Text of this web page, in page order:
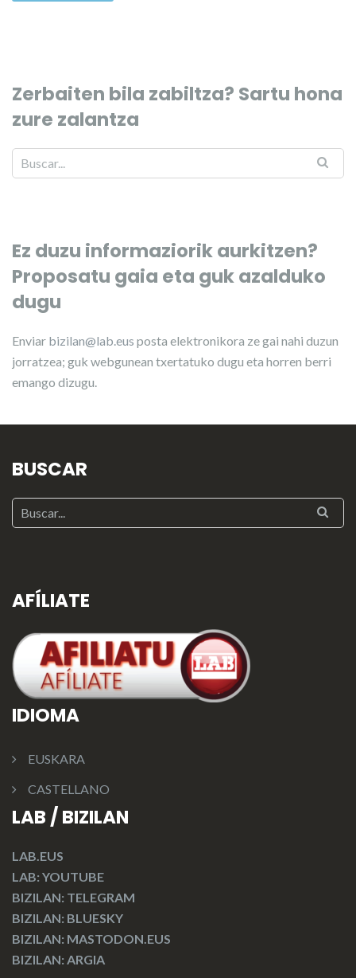
Zerbaiten bila zabiltza? Sartu hona
zure zalantza
Ez duzu informaziorik aurkitzen?
Proposatu gaia eta guk azalduko
dugu
Enviar bizilan@lab.eus posta elektronikora ze gai nahi duzun
jorratzea; guk webgunean txertatuko dugu eta horren berri
emango dizugu.
BUSCAR
AFÍLIATE
IDIOMA
EUSKARA
CASTELLANO
LAB / BIZILAN
LAB.EUS
LAB: YOUTUBE
BIZILAN: TELEGRAM
BIZILAN: BLUESKY
BIZILAN: MASTODON.EUS
BIZILAN: ARGIA